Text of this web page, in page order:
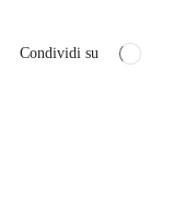
Condividi su